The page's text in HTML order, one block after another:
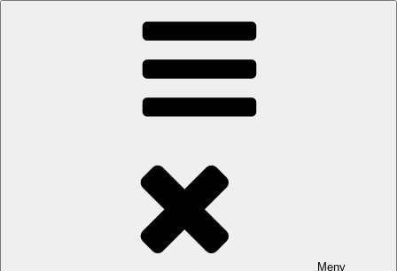
Meny
Anmälan/Program
Fasta aktiviteter